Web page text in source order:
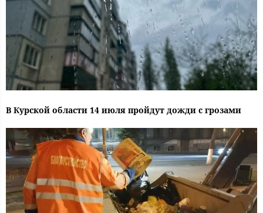
В Курской области 14 июля пройдут дожди с грозами